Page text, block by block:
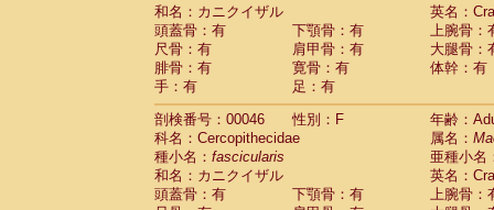
Cercopithecidae
Cercopithecus mitis
CercopithecidaeCercopithecus mitis
CercopithecidaeCercopithecus mitis
CercopithecidaeCercopithecus mona
CercopithecidaeCercopithecus
CercopithecidaeCercopithecus
CercopithecidaeCercopithecus
Cercopithecidae
Cercopithecusspp.(0)
Cercopithecidae
Chlorocebus
CercopithecidaeChlorocebus
CercopithecidaeErythrocebus patas
和名：カニクイザル
英名：
頭蓋骨：有
下顎骨：有
上腕骨：
尺骨：有
肩甲骨：有
大腿骨：
腓骨：有
寛骨：有
体幹：有
手：有
足：有
剖検番号：00046
性別：F
年齢：
科名：Cercopithecidae
属名：
種小名： fascicularis
亜種小名
和名：カニクイザル
英名：
頭蓋骨：有
下顎骨：有
上腕骨：